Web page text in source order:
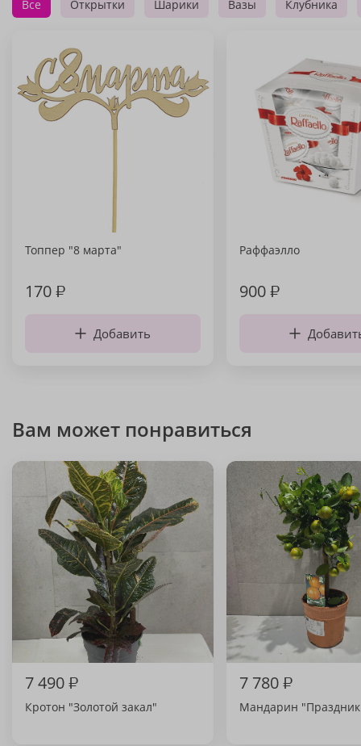
Все Открытки Шарики Вазы Клубника
Топпер "8 марта"
170₽
Добавить
Раффаэлло
900₽
Вам может понравиться
7 490₽
Кротон "Золотой закал"
7 780₽
Мандарин "Праздник